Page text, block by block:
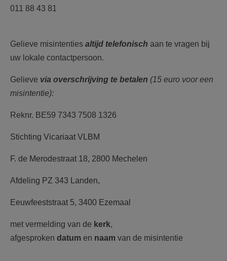
011 88 43 81
Gelieve misintenties altijd telefonisch aan te vragen bij
uw lokale contactpersoon.
Gelieve via overschrijving te betalen (15 euro voor een
misintentie):
Reknr. BE59 7343 7508 1326
Stichting Vicariaat VLBM
F. de Merodestraat 18, 2800 Mechelen
Afdeling PZ 343 Landen,
Eeuwfeeststraat 5, 3400 Ezemaal
met vermelding van de kerk,
afgesproken datum en naam van de misintentie